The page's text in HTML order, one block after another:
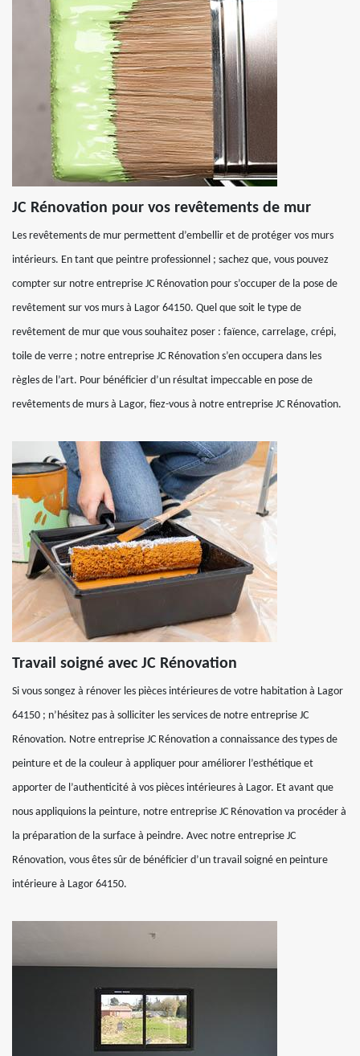
JC Rénovation pour vos revêtements de mur
Les revêtements de mur permettent d’embellir et de protéger vos murs
intérieurs. En tant que peintre professionnel ; sachez que, vous pouvez
compter sur notre entreprise JC Rénovation pour s’occuper de la pose de
revêtement sur vos murs à Lagor 64150. Quel que soit le type de
revêtement de mur que vous souhaitez poser : faïence, carrelage, crépi,
toile de verre ; notre entreprise JC Rénovation s’en occupera dans les
règles de l’art. Pour bénéficier d’un résultat impeccable en pose de
revêtements de murs à Lagor, fiez-vous à notre entreprise JC Rénovation.
Travail soigné avec JC Rénovation
Si vous songez à rénover les pièces intérieures de votre habitation à Lagor
64150 ; n’hésitez pas à solliciter les services de notre entreprise JC
Rénovation. Notre entreprise JC Rénovation a connaissance des types de
peinture et de la couleur à appliquer pour améliorer l’esthétique et
apporter de l’authenticité à vos pièces intérieures à Lagor. Et avant que
nous appliquions la peinture, notre entreprise JC Rénovation va procéder à
la préparation de la surface à peindre. Avec notre entreprise JC
Rénovation, vous êtes sûr de bénéficier d’un travail soigné en peinture
intérieure à Lagor 64150.